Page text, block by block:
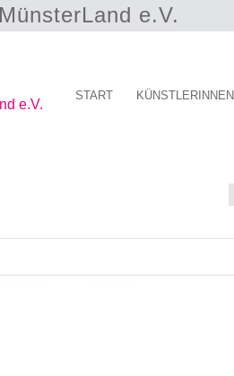
e.V.
START KÜNSTLERINNEN